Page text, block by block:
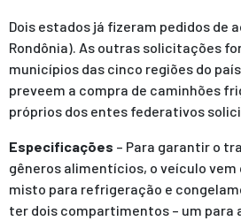
Dois estados já fizeram pedidos de
Rondônia). As outras solicitações
municípios das cinco regiões do
preveem a compra de caminhões
próprios dos entes federativos
Especificações – Para garantir o
gêneros alimentícios, o veículo
misto para refrigeração e
ter dois compartimentos – um para